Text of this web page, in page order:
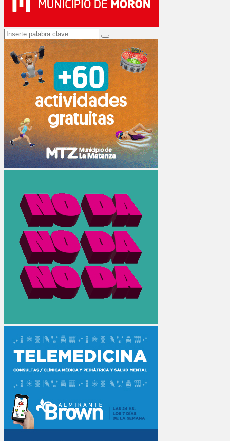
Search
for:
Search